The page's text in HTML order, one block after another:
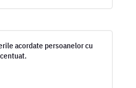
acordate persoanelor cu